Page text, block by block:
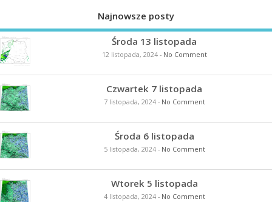
Najnowsze posty
Środa 13 listopada
12 listopada, 2024- No Comment
Czwartek 7 listopada
7 listopada, 2024- No Comment
Środa 6 listopada
5 listopada, 2024- No Comment
Wtorek 5 listopada
4 listopada, 2024- No Comment